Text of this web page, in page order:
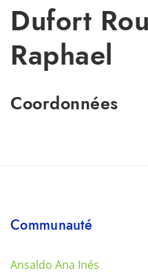
Dufort
Raphael
Coordonnées
Communauté
Ansaldo Ana Inés